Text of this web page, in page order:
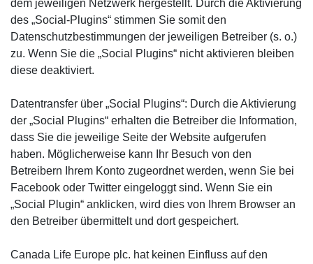
dem jeweiligen Netzwerk hergestellt. Durch die Aktivierung
des „Social-Plugins“ stimmen Sie somit den
Datenschutzbestimmungen der jeweiligen Betreiber (s. o.)
zu. Wenn Sie die „Social Plugins“ nicht aktivieren bleiben
diese deaktiviert.
Datentransfer über „Social Plugins“: Durch die Aktivierung
der „Social Plugins“ erhalten die Betreiber die Information,
dass Sie die jeweilige Seite der Website aufgerufen
haben. Möglicherweise kann Ihr Besuch von den
Betreibern Ihrem Konto zugeordnet werden, wenn Sie bei
Facebook oder Twitter eingeloggt sind. Wenn Sie ein
„Social Plugin“ anklicken, wird dies von Ihrem Browser an
den Betreiber übermittelt und dort gespeichert.
Canada Life Europe plc. hat keinen Einfluss auf den